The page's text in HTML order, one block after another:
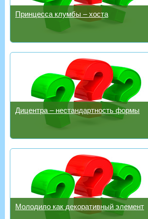
Принцесса клумбы – хоста
Дицентра – нестандартность формы
Молодило как декоративный элемент